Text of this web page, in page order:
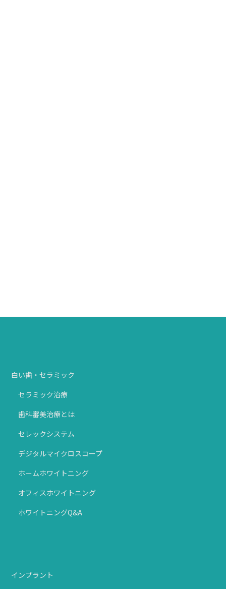
白い歯・セラミック
セラミック治療
歯科審美治療とは
セレックシステム
デジタルマイクロスコープ
ホームホワイトニング
オフィスホワイトニング
ホワイトニングQ&A
インプラント